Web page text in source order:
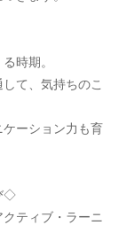
時期。
て、気持ちのこ
ーション力も育
◇
ティブ・ラーニ